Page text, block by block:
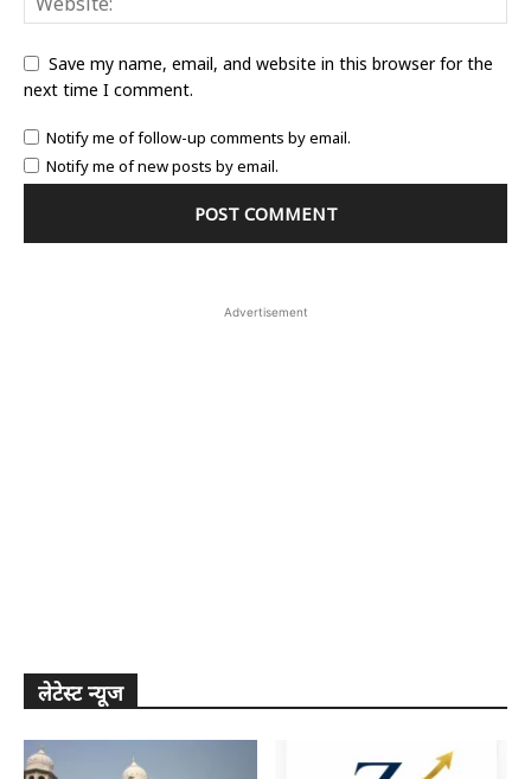
Save my name, email, and website in this browser for the
next time I comment.
Notify me of follow-up comments by email.
Notify me of new posts by email.
Advertisement
लेटेस्ट न्यूज